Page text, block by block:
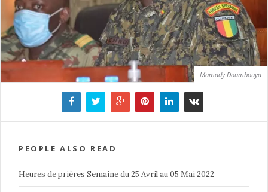
Mamady Doumbouya
PEOPLE ALSO READ
Heures de prières Semaine du 25 Avril au 05 Mai 2022